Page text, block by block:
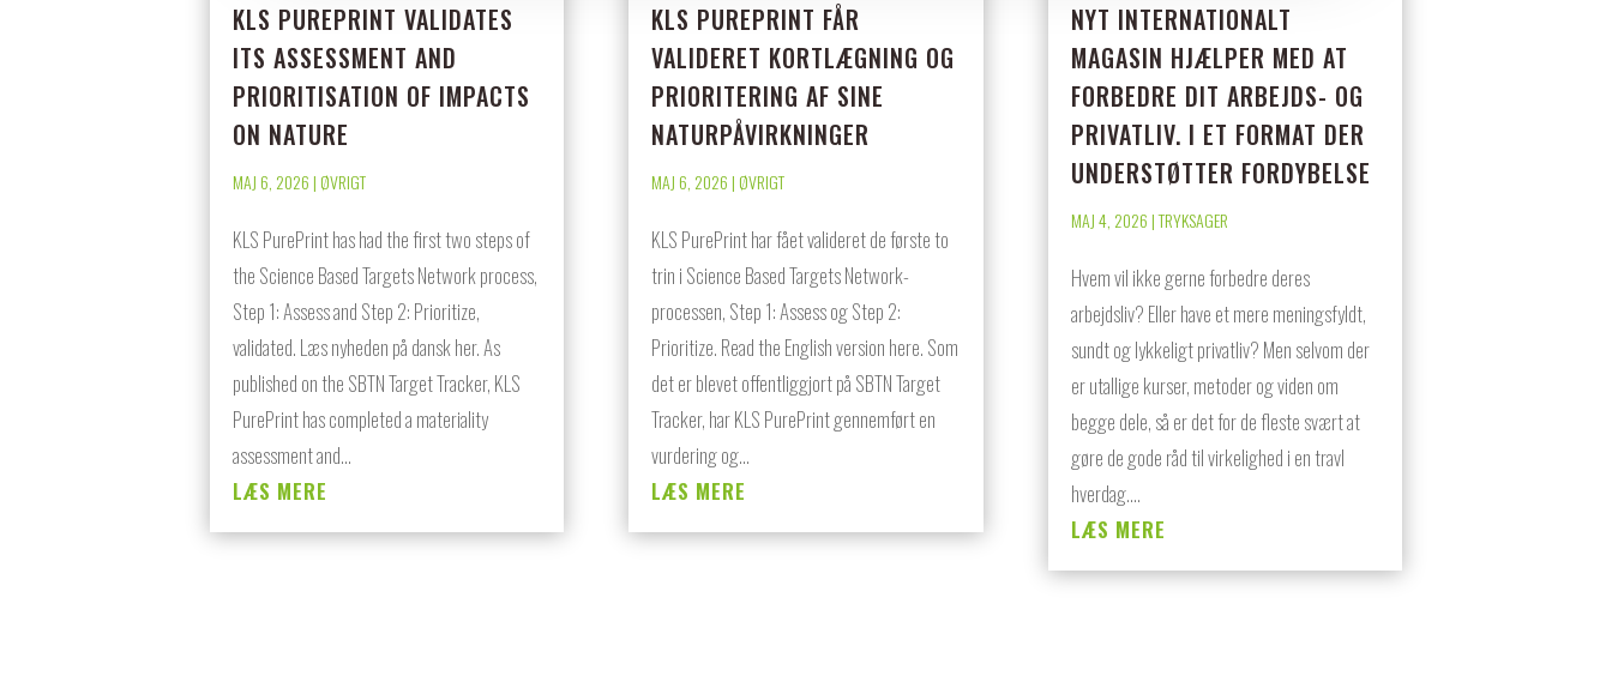
KLS PUREPRINT VALIDATES
ITS ASSESSMENT AND
PRIORITISATION OF IMPACTS
ON NATURE
MAJ 6, 2026|ØVRIGT
KLS PurePrint has had the first two steps of
the Science Based Targets Network process,
Step 1: Assess and Step 2: Prioritize,
validated. Læs nyheden på dansk her. As
published on the SBTN Target Tracker, KLS
PurePrint has completed a materiality
assessment and...
LÆS MERE
KLS PUREPRINT FÅR
VALIDERET KORTLÆGNING OG
PRIORITERING AF SINE
NATURPÅVIRKNINGER
MAJ 6, 2026|ØVRIGT
KLS PurePrint har fået valideret de første to
trin i Science Based Targets Network-
processen, Step 1: Assess og Step 2:
Prioritize. Read the English version here. Som
det er blevet offentliggjort på SBTN Target
Tracker, har KLS PurePrint gennemført en
vurdering og...
LÆS MERE
NYT INTERNATIONALT
MAGASIN HJÆLPER MED AT
FORBEDRE DIT ARBEJDS- OG
PRIVATLIV. I ET FORMAT DER
UNDERSTØTTER FORDYBELSE
MAJ 4, 2026|TRYKSAGER
Hvem vil ikke gerne forbedre deres
arbejdsliv? Eller have et mere meningsfyldt,
sundt og lykkeligt privatliv? Men selvom der
er utallige kurser, metoder og viden om
begge dele, så er det for de fleste svært at
gøre de gode råd til virkelighed i en travl
hverdag....
LÆS MERE